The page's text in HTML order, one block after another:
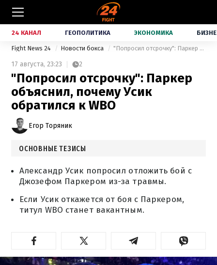
24 КАНАЛ ГЕОПОЛИТИКА ЭКОНОМИКА
Fight News 24 Новости бокса "Попросил отсрочку": Паркер объяснил, почему Усик обратился к WBO
17 августа, 23:23 2
"Попросил отсрочку": Паркер
объяснил, почему Усик
обратился к WBO
Егор Торяник
ОСНОВНЫЕ ТЕЗИСЫ
Александр Усик попросил отложить бой с
Джозефом Паркером из-за травмы.
Если Усик откажется от боя с Паркером,
титул WBO станет вакантным.